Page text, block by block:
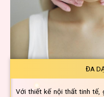
ĐA
Với thiết kế nội thất tinh tế,